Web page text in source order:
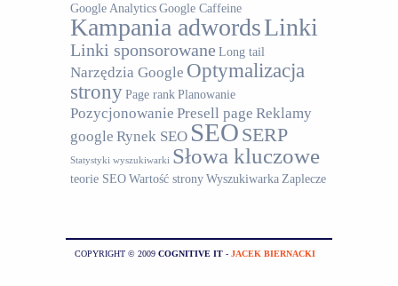
Google AnalyticsGoogle Caffeine
Kampania adwordsLinki
Linki sponsorowane Long tail
Narzędzia Google Optymalizacja
stronyPage rankPlanowanie
Pozycjonowanie Presell page Reklamy
google Rynek SEO SEO SERP
Statystyki wyszukiwarki Słowa kluczowe
teorie SEOWartość stronyWyszukiwarka Zaplecze
COPYRIGHT © 2009 COGNITIVE IT - JACEK BIERNACKI